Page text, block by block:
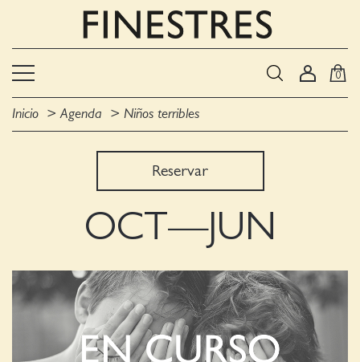
0
Inicio Agenda Niños terribles
OCT—JUN
Reservar